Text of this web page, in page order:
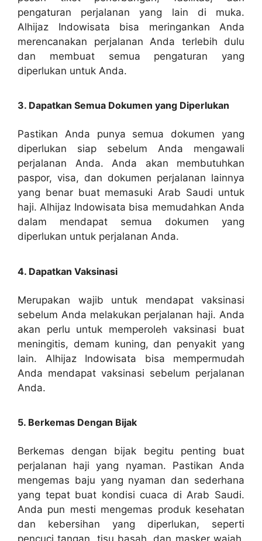
pengaturan perjalanan yang lain di muka.
Alhijaz Indowisata bisa meringankan Anda
merencanakan perjalanan Anda terlebih dulu
dan membuat semua pengaturan yang
diperlukan untuk Anda.
3. Dapatkan Semua Dokumen yang Diperlukan
Pastikan Anda punya semua dokumen yang
diperlukan siap sebelum Anda mengawali
perjalanan Anda. Anda akan membutuhkan
paspor, visa, dan dokumen perjalanan lainnya
yang benar buat memasuki Arab Saudi untuk
haji. Alhijaz Indowisata bisa memudahkan Anda
dalam mendapat semua dokumen yang
diperlukan untuk perjalanan Anda.
4. Dapatkan Vaksinasi
Merupakan wajib untuk mendapat vaksinasi
sebelum Anda melakukan perjalanan haji. Anda
akan perlu untuk memperoleh vaksinasi buat
meningitis, demam kuning, dan penyakit yang
lain. Alhijaz Indowisata bisa mempermudah
Anda mendapat vaksinasi sebelum perjalanan
Anda.
5. Berkemas Dengan Bijak
Berkemas dengan bijak begitu penting buat
perjalanan haji yang nyaman. Pastikan Anda
mengemas baju yang nyaman dan sederhana
yang tepat buat kondisi cuaca di Arab Saudi.
Anda pun mesti mengemas produk kesehatan
dan kebersihan yang diperlukan, seperti